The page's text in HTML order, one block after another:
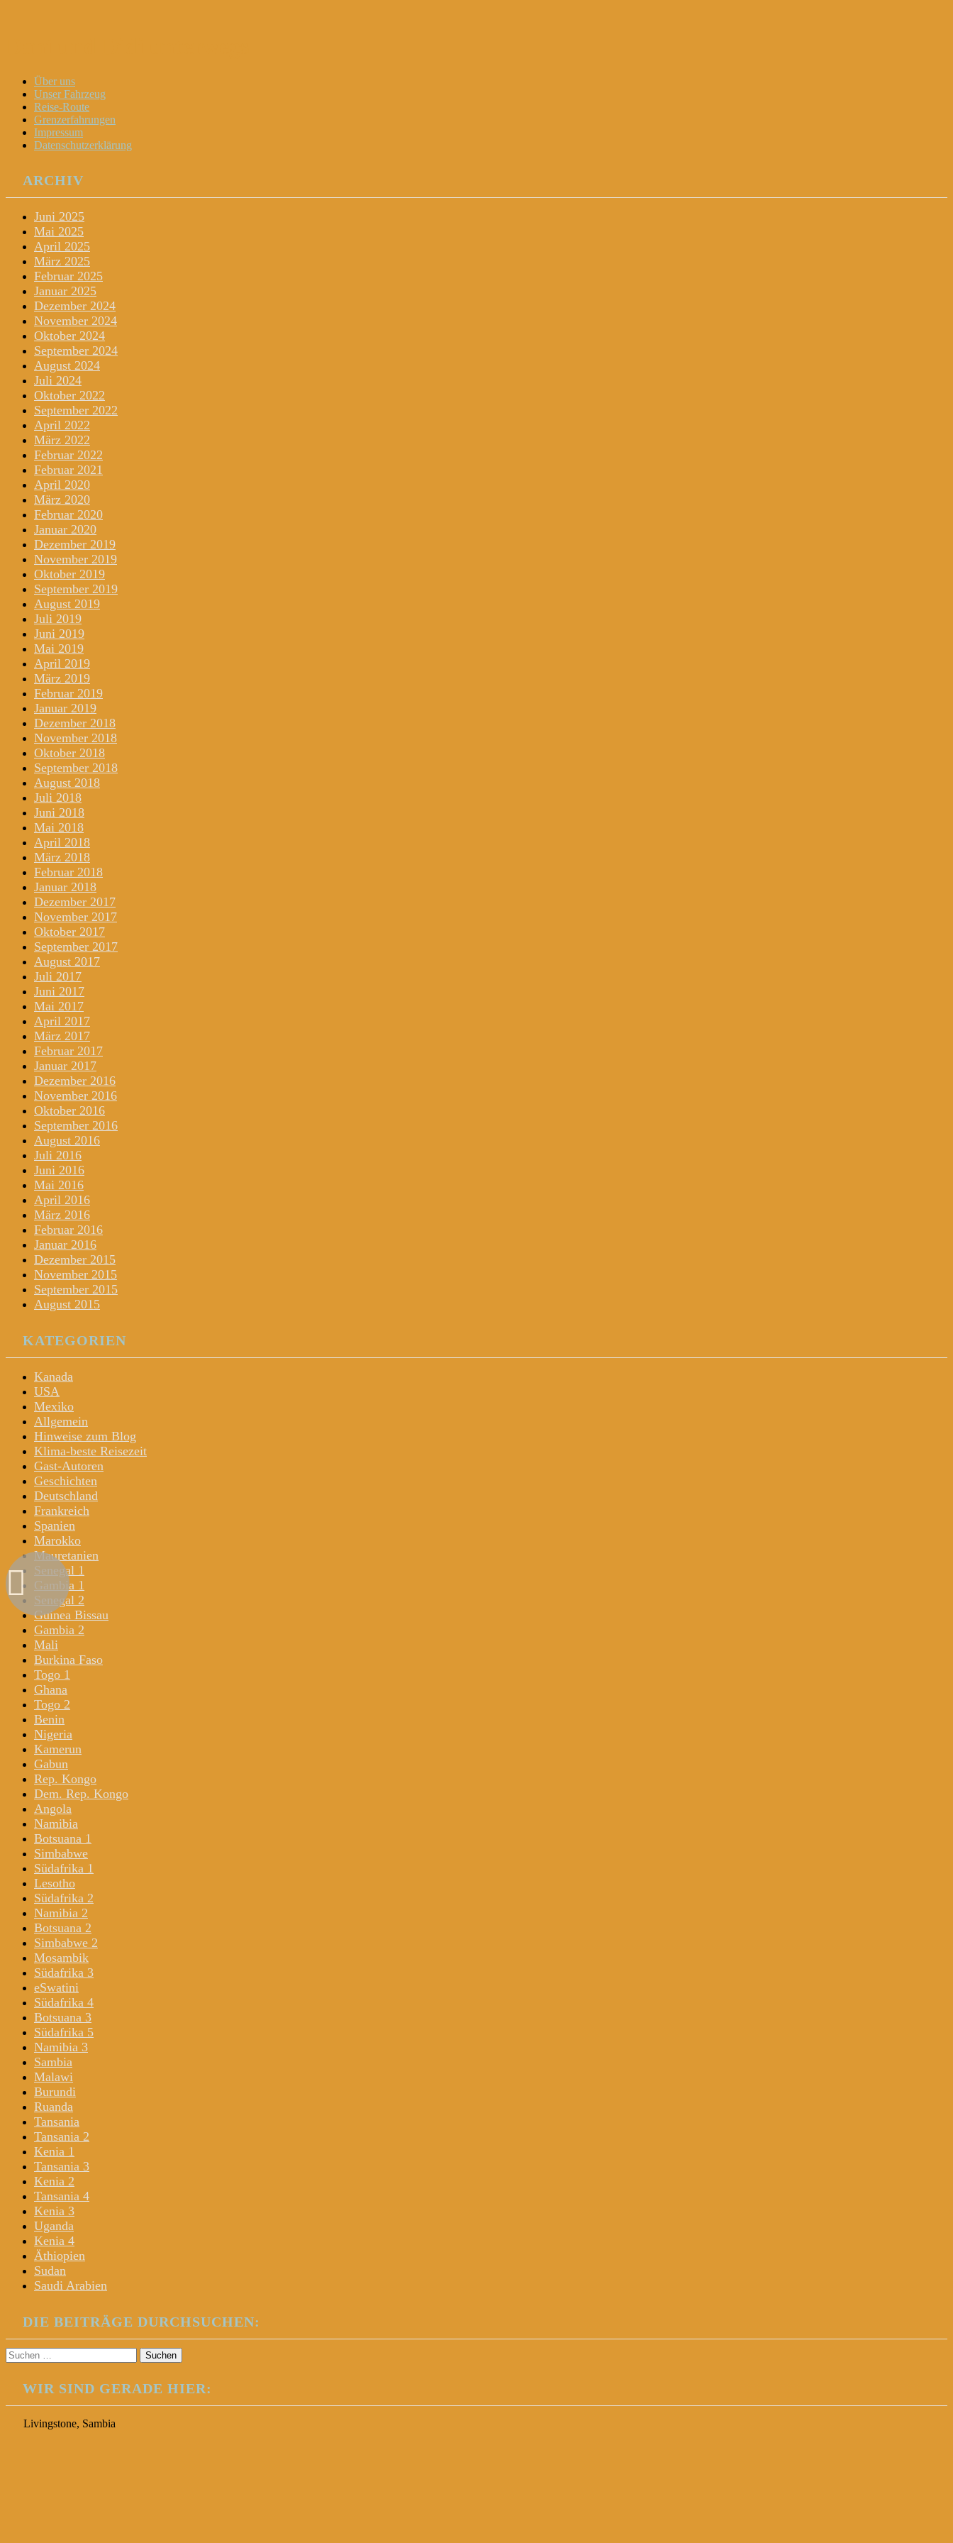
Menu
Widgets
Search
Skip
content
Über uns
Unser Fahrzeug
Reise-Route
Grenzerfahrungen
Impressum
Datenschutzerklärung
ARCHIV
Juni 2025
Mai 2025
April 2025
März 2025
Februar 2025
Januar 2025
Dezember 2024
November 2024
Oktober 2024
September 2024
August 2024
Juli 2024
Oktober 2022
September 2022
April 2022
März 2022
Februar 2022
Februar 2021
April 2020
März 2020
Februar 2020
Januar 2020
Dezember 2019
November 2019
Oktober 2019
September 2019
August 2019
Juli 2019
Juni 2019
Mai 2019
April 2019
März 2019
Februar 2019
Januar 2019
Dezember 2018
November 2018
Oktober 2018
September 2018
August 2018
Juli 2018
Juni 2018
Mai 2018
April 2018
März 2018
Februar 2018
Januar 2018
Dezember 2017
November 2017
Oktober 2017
September 2017
August 2017
Juli 2017
Juni 2017
Mai 2017
April 2017
März 2017
Februar 2017
Januar 2017
Dezember 2016
November 2016
Oktober 2016
September 2016
August 2016
Juli 2016
Juni 2016
Mai 2016
April 2016
März 2016
Februar 2016
Januar 2016
Dezember 2015
November 2015
September 2015
August 2015
KATEGORIEN
Kanada
USA
Mexiko
Allgemein
Hinweise zum Blog
Klima-beste Reisezeit
Gast-Autoren
Geschichten
Deutschland
Frankreich
Spanien
Marokko
Mauretanien
Senegal 1
Gambia 1
Senegal 2
Guinea Bissau
Gambia 2
Mali
Burkina Faso
Togo 1
Ghana
Togo 2
Benin
Nigeria
Kamerun
Gabun
Rep. Kongo
Dem. Rep. Kongo
Angola
Namibia
Botsuana 1
Simbabwe
Südafrika 1
Lesotho
Südafrika 2
Namibia 2
Botsuana 2
Simbabwe 2
Mosambik
Südafrika 3
eSwatini
Südafrika 4
Botsuana 3
Südafrika 5
Namibia 3
Sambia
Malawi
Burundi
Ruanda
Tansania
Tansania 2
Kenia 1
Tansania 3
Kenia 2
Tansania 4
Kenia 3
Uganda
Kenia 4
Äthiopien
Sudan
Saudi Arabien
DIE BEITRÄGE DURCHSUCHEN:
Suchen
nach:
WIR SIND GERADE HIER:
Livingstone, Sambia